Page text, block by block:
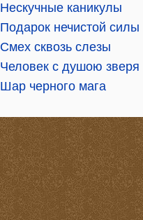
Нескучные каникулы
Подарок нечистой силы
Смех сквозь слезы
Человек с душою зверя
Шар черного мага